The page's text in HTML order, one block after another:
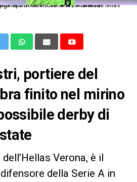
Verona / foto Daniele Buffa/Image Sport nella foto: Marco Silvestri
portiere del
finito nel mirino
derby di
Verona, è il
della Serie A in